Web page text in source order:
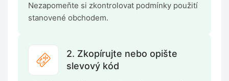
Nezapomeňte si zkontrolovat podmínky použití
stanovené obchodem.
2. Zkopírujte nebo opište
slevový kód